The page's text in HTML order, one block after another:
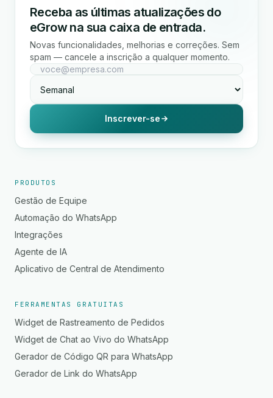
Receba as últimas atualizações do
eGrow na sua caixa de entrada.
Novas funcionalidades, melhorias e correções. Sem
spam — cancele a inscrição a qualquer momento.
Inscrever-se
PRODUTOS
Gestão de Equipe
Automação do WhatsApp
Integrações
Agente de IA
Aplicativo de Central de Atendimento
FERRAMENTAS GRATUITAS
Widget de Rastreamento de Pedidos
Widget de Chat ao Vivo do WhatsApp
Gerador de Código QR para WhatsApp
Gerador de Link do WhatsApp